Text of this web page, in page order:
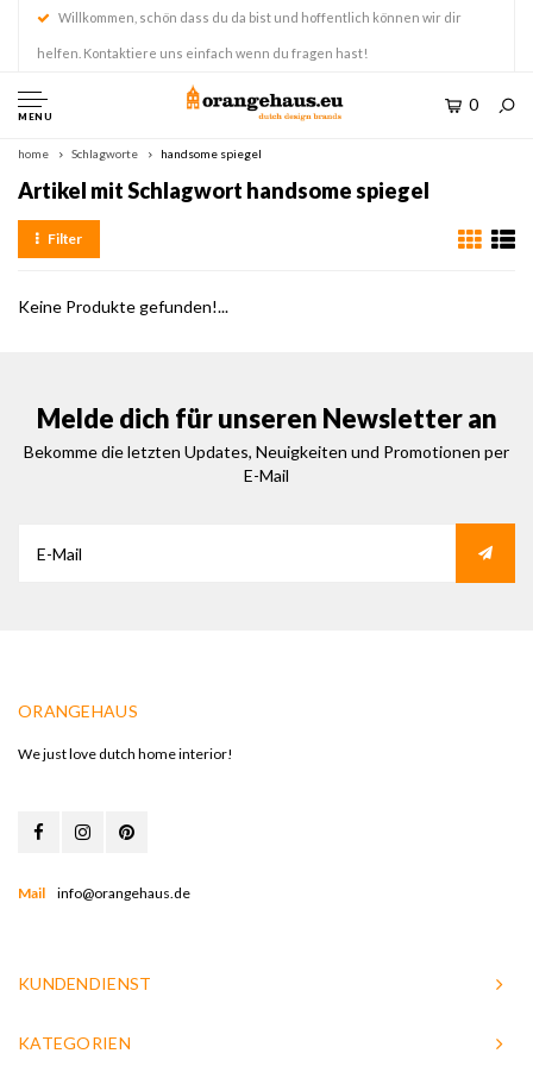
Willkommen, schön dass du da bist und hoffentlich können wir dir
helfen. Kontaktiere uns einfach wenn du fragen hast!
MENU
0
home Schlagworte handsome spiegel
Artikel mit Schlagwort handsome spiegel
Filter
Keine Produkte gefunden!...
Melde dich für unseren Newsletter an
Bekomme die letzten Updates, Neuigkeiten und Promotionen per
E-Mail
ORANGEHAUS
We just love dutch home interior!
Mail info@orangehaus.de
KUNDENDIENST
KATEGORIEN